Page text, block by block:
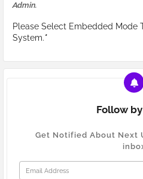
Admin.
Please Select Embedded Mode
System.*
Follow
Get Notified About Next